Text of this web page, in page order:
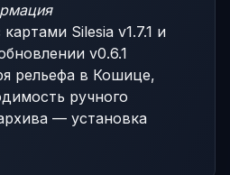
Silesia v1.7.1 и
v0.6.1
рельефа в Кошице,
ручного
— установка